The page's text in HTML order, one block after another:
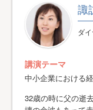
諏
ダ
講演テーマ
中小企業における
32歳の時に父の逝